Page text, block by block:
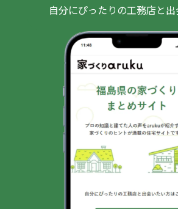
自分にぴったりの工務店と出